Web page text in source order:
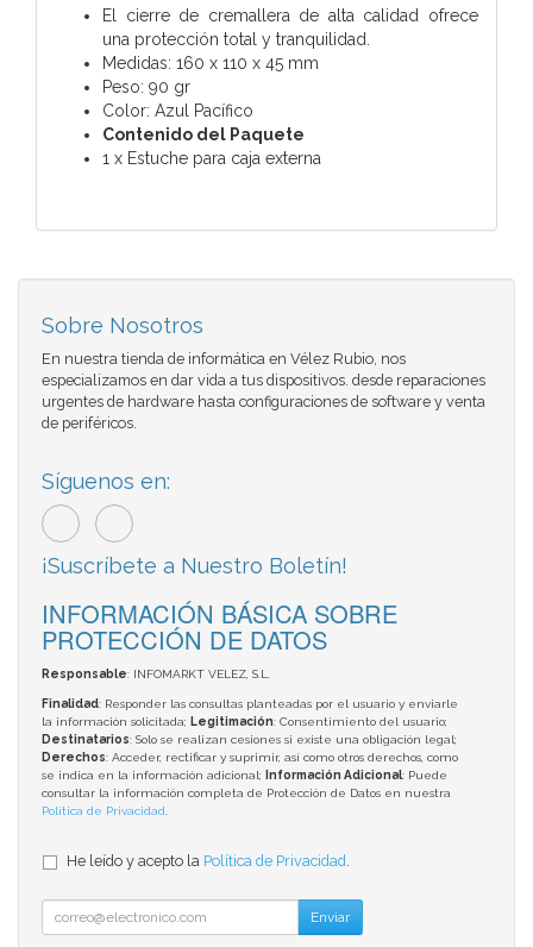
El cierre de cremallera de alta calidad ofrece
una protección total y tranquilidad.
Medidas: 160 x 110 x 45 mm
Peso: 90 gr
Color: Azul Pacífico
Contenido del Paquete
1 x Estuche para caja externa
Sobre Nosotros
En nuestra tienda de informática en Vélez Rubio, nos
especializamos en dar vida a tus dispositivos. desde reparaciones
urgentes de hardware hasta configuraciones de software y venta
de periféricos.
Síguenos en:
¡Suscríbete a Nuestro Boletín!
INFORMACIÓN BÁSICA SOBRE
PROTECCIÓN DE DATOS
Responsable: INFOMARKT VELEZ, S.L.
Finalidad: Responder las consultas planteadas por el usuario y enviarle
la información solicitada; Legitimación: Consentimiento del usuario;
Destinatarios: Solo se realizan cesiones si existe una obligación legal;
Derechos: Acceder, rectificar y suprimir, así como otros derechos, como
se indica en la información adicional;
Información Adicional: Puede
consultar la información completa de Protección de Datos en nuestra
Política de Privacidad
He leído y acepto la Política de Privacidad
Enviar